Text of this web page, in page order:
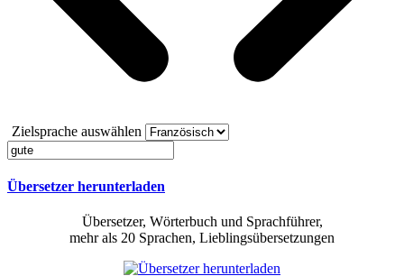
Zielsprache auswählen
Übersetzer herunterladen
Übersetzer, Wörterbuch und Sprachführer,
mehr als 20 Sprachen, Lieblingsübersetzungen